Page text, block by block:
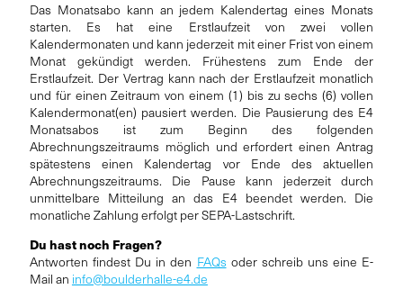
Das Monatsabo kann an jedem Kalendertag eines Monats
starten. Es hat eine Erstlaufzeit von zwei vollen
Kalendermonaten und kann jederzeit mit einer Frist von einem
Monat gekündigt werden. Frühestens zum Ende der
Erstlaufzeit. Der Vertrag kann nach der Erstlaufzeit monatlich
und für einen Zeitraum von einem (1) bis zu sechs (6) vollen
Kalendermonat(en) pausiert werden. Die Pausierung des E4
Monatsabos ist zum Beginn des folgenden
Abrechnungszeitraums möglich und erfordert einen Antrag
spätestens einen Kalendertag vor Ende des aktuellen
Abrechnungszeitraums. Die Pause kann jederzeit durch
unmittelbare Mitteilung an das E4 beendet werden. Die
monatliche Zahlung erfolgt per SEPA-Lastschrift.
Du hast noch Fragen?
Antworten findest Du in den FAQs oder schreib uns eine E-
Mail an info@boulderhalle-e4.de